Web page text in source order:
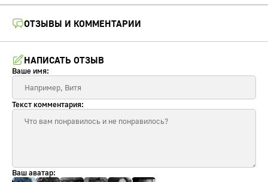
ОТЗЫВЫ И КОММЕНТАРИИ
НАПИСАТЬ ОТЗЫВ
Ваше имя:
Текст комментария:
Ваш аватар: